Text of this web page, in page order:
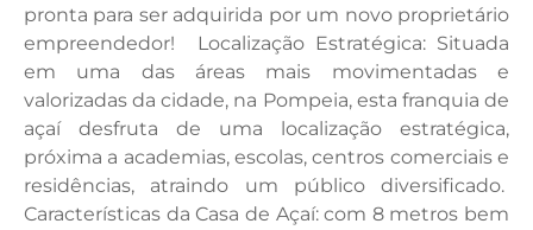
pronta para ser adquirida por um novo proprietário
empreendedor! Localização Estratégica: Situada
em uma das áreas mais movimentadas e
valorizadas da cidade, na Pompeia, esta franquia de
açaí desfruta de uma localização estratégica,
próxima a academias, escolas, centros comerciais e
residências, atraindo um público diversificado.
Características da Casa de Açaí: com 8 metros bem